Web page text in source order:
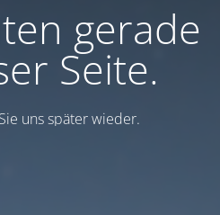
gerade
Seite.
uns später wieder.